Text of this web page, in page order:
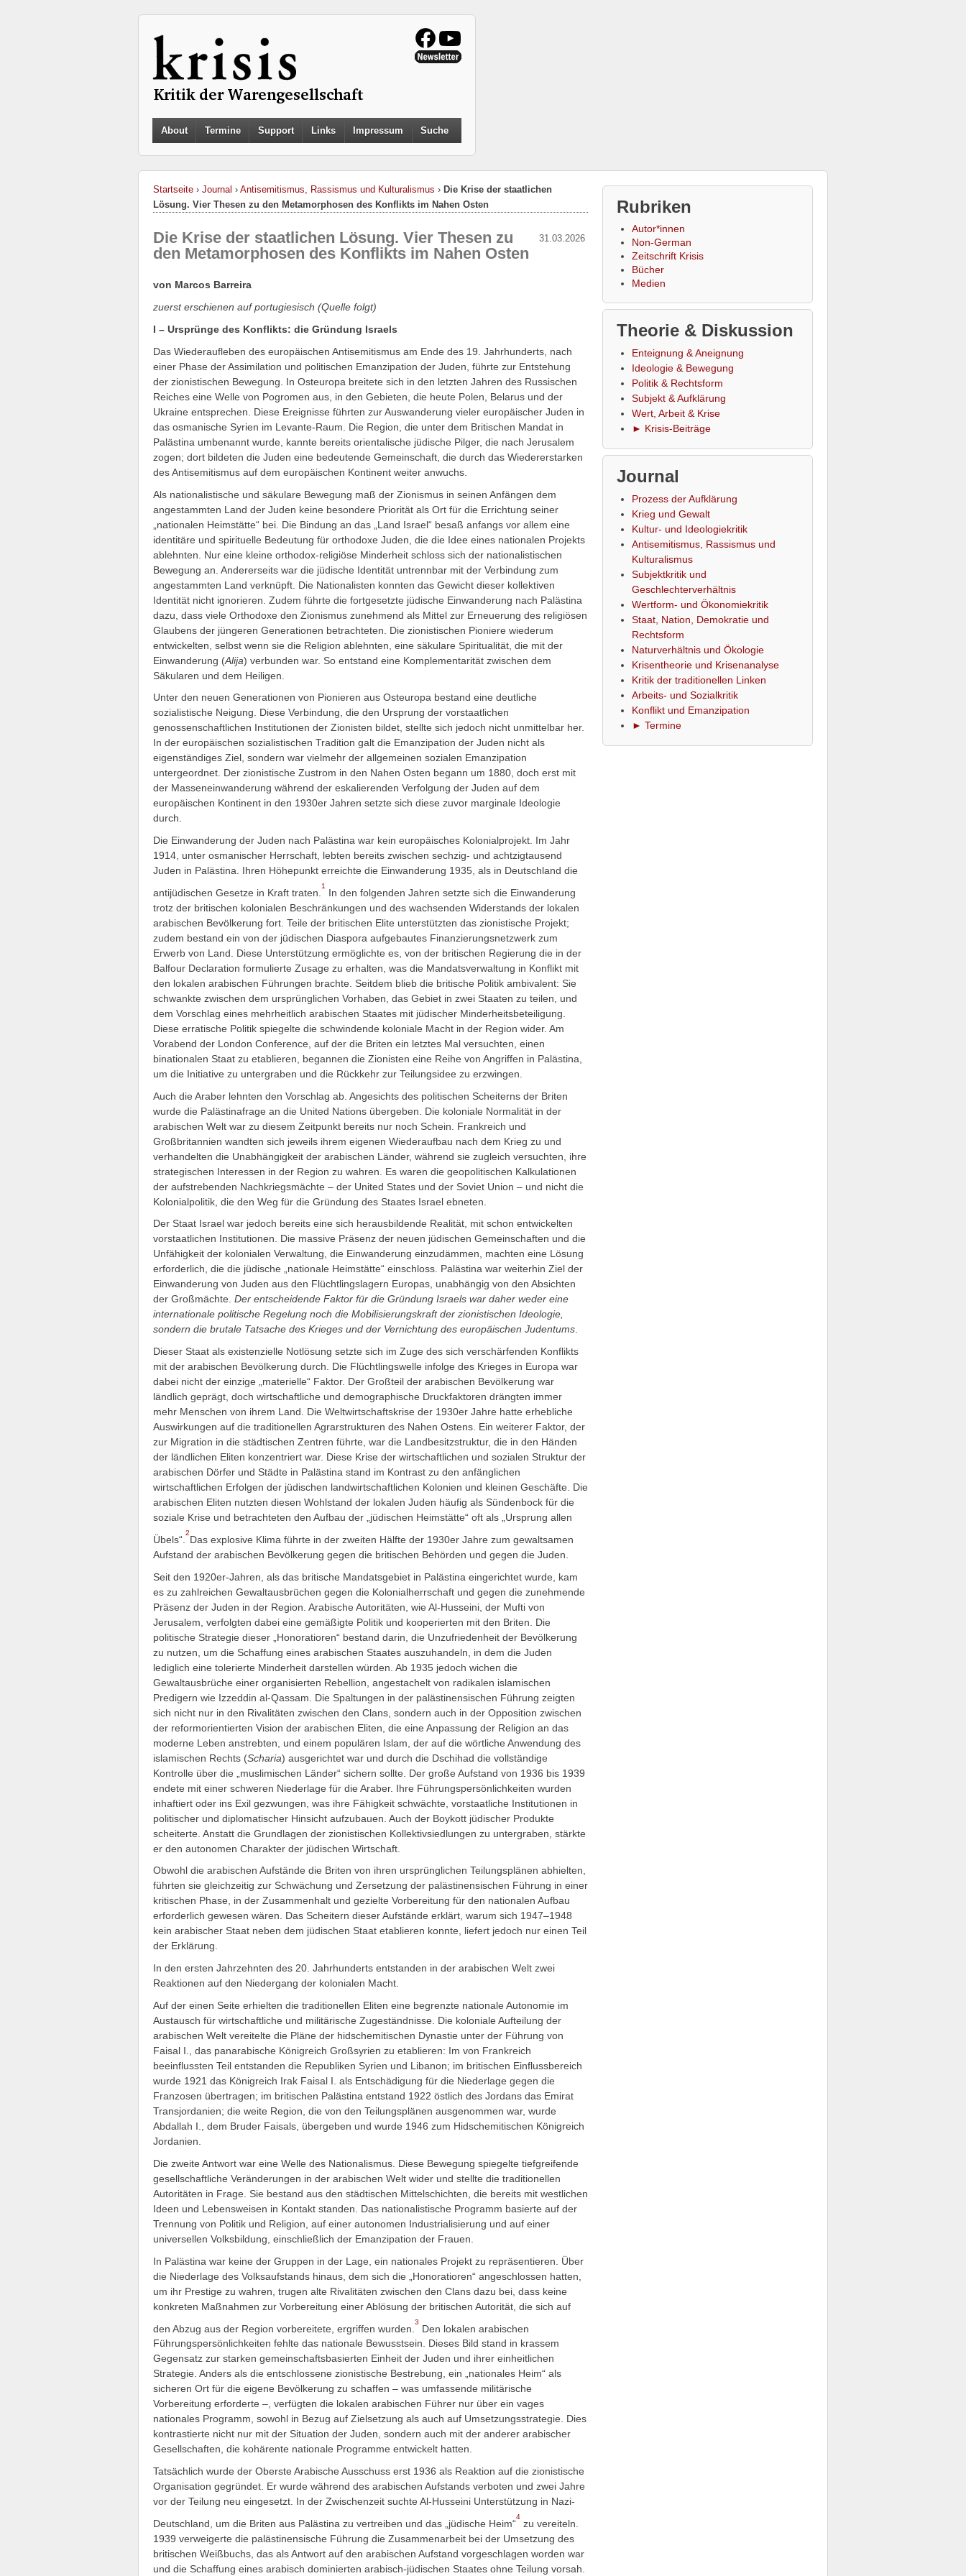
About Termine Support Links Impressum Suche
Startseite › Journal › Antisemitismus, Rassismus und Kulturalismus › Die Krise der staatlichen
Lösung. Vier Thesen zu den Metamorphosen des Konflikts im Nahen Osten
31.03.2026
Die Krise der staatlichen Lösung. Vier Thesen zu
den Metamorphosen des Konflikts im Nahen Osten
von Marcos Barreira
zuerst erschienen auf portugiesisch (Quelle folgt)
I – Ursprünge des Konflikts: die Gründung Israels
Das Wiederaufleben des europäischen Antisemitismus am Ende des 19. Jahrhunderts, nach
einer Phase der Assimilation und politischen Emanzipation der Juden, führte zur Entstehung
der zionistischen Bewegung. In Osteuropa breitete sich in den letzten Jahren des Russischen
Reiches eine Welle von Pogromen aus, in den Gebieten, die heute Polen, Belarus und der
Ukraine entsprechen. Diese Ereignisse führten zur Auswanderung vieler europäischer Juden in
das osmanische Syrien im Levante-Raum. Die Region, die unter dem Britischen Mandat in
Palästina umbenannt wurde, kannte bereits orientalische jüdische Pilger, die nach Jerusalem
zogen; dort bildeten die Juden eine bedeutende Gemeinschaft, die durch das Wiedererstarken
des Antisemitismus auf dem europäischen Kontinent weiter anwuchs.
Als nationalistische und säkulare Bewegung maß der Zionismus in seinen Anfängen dem
angestammten Land der Juden keine besondere Priorität als Ort für die Errichtung seiner
„nationalen Heimstätte“ bei. Die Bindung an das „Land Israel“ besaß anfangs vor allem eine
identitäre und spirituelle Bedeutung für orthodoxe Juden, die die Idee eines nationalen Projekts
ablehnten. Nur eine kleine orthodox-religiöse Minderheit schloss sich der nationalistischen
Bewegung an. Andererseits war die jüdische Identität untrennbar mit der Verbindung zum
angestammten Land verknüpft. Die Nationalisten konnten das Gewicht dieser kollektiven
Identität nicht ignorieren. Zudem führte die fortgesetzte jüdische Einwanderung nach Palästina
dazu, dass viele Orthodoxe den Zionismus zunehmend als Mittel zur Erneuerung des religiösen
Glaubens der jüngeren Generationen betrachteten. Die zionistischen Pioniere wiederum
entwickelten, selbst wenn sie die Religion ablehnten, eine säkulare Spiritualität, die mit der
Einwanderung (Alija) verbunden war. So entstand eine Komplementarität zwischen dem
Säkularen und dem Heiligen.
Unter den neuen Generationen von Pionieren aus Osteuropa bestand eine deutliche
sozialistische Neigung. Diese Verbindung, die den Ursprung der vorstaatlichen
genossenschaftlichen Institutionen der Zionisten bildet, stellte sich jedoch nicht unmittelbar her.
In der europäischen sozialistischen Tradition galt die Emanzipation der Juden nicht als
eigenständiges Ziel, sondern war vielmehr der allgemeinen sozialen Emanzipation
untergeordnet. Der zionistische Zustrom in den Nahen Osten begann um 1880, doch erst mit
der Masseneinwanderung während der eskalierenden Verfolgung der Juden auf dem
europäischen Kontinent in den 1930er Jahren setzte sich diese zuvor marginale Ideologie
durch.
Die Einwanderung der Juden nach Palästina war kein europäisches Kolonialprojekt. Im Jahr
1914, unter osmanischer Herrschaft, lebten bereits zwischen sechzig- und achtzigtausend
Juden in Palästina. Ihren Höhepunkt erreichte die Einwanderung 1935, als in Deutschland die
antijüdischen Gesetze in Kraft traten.
1
In den folgenden Jahren setzte sich die Einwanderung
trotz der britischen kolonialen Beschränkungen und des wachsenden Widerstands der lokalen
arabischen Bevölkerung fort. Teile der britischen Elite unterstützten das zionistische Projekt;
zudem bestand ein von der jüdischen Diaspora aufgebautes Finanzierungsnetzwerk zum
Erwerb von Land. Diese Unterstützung ermöglichte es, von der britischen Regierung die in der
Balfour Declaration formulierte Zusage zu erhalten, was die Mandatsverwaltung in Konflikt mit
den lokalen arabischen Führungen brachte. Seitdem blieb die britische Politik ambivalent: Sie
schwankte zwischen dem ursprünglichen Vorhaben, das Gebiet in zwei Staaten zu teilen, und
dem Vorschlag eines mehrheitlich arabischen Staates mit jüdischer Minderheitsbeteiligung.
Diese erratische Politik spiegelte die schwindende koloniale Macht in der Region wider. Am
Vorabend der London Conference, auf der die Briten ein letztes Mal versuchten, einen
binationalen Staat zu etablieren, begannen die Zionisten eine Reihe von Angriffen in Palästina,
um die Initiative zu untergraben und die Rückkehr zur Teilungsidee zu erzwingen.
Auch die Araber lehnten den Vorschlag ab. Angesichts des politischen Scheiterns der Briten
wurde die Palästinafrage an die United Nations übergeben. Die koloniale Normalität in der
arabischen Welt war zu diesem Zeitpunkt bereits nur noch Schein. Frankreich und
Großbritannien wandten sich jeweils ihrem eigenen Wiederaufbau nach dem Krieg zu und
verhandelten die Unabhängigkeit der arabischen Länder, während sie zugleich versuchten, ihre
strategischen Interessen in der Region zu wahren. Es waren die geopolitischen Kalkulationen
der aufstrebenden Nachkriegsmächte – der United States und der Soviet Union – und nicht die
Kolonialpolitik, die den Weg für die Gründung des Staates Israel ebneten.
Der Staat Israel war jedoch bereits eine sich herausbildende Realität, mit schon entwickelten
vorstaatlichen Institutionen. Die massive Präsenz der neuen jüdischen Gemeinschaften und die
Unfähigkeit der kolonialen Verwaltung, die Einwanderung einzudämmen, machten eine Lösung
erforderlich, die die jüdische „nationale Heimstätte“ einschloss. Palästina war weiterhin Ziel der
Einwanderung von Juden aus den Flüchtlingslagern Europas, unabhängig von den Absichten
der Großmächte. Der entscheidende Faktor für die Gründung Israels war daher weder eine
internationale politische Regelung noch die Mobilisierungskraft der zionistischen Ideologie,
sondern die brutale Tatsache des Krieges und der Vernichtung des europäischen Judentums.
Dieser Staat als existenzielle Notlösung setzte sich im Zuge des sich verschärfenden Konflikts
mit der arabischen Bevölkerung durch. Die Flüchtlingswelle infolge des Krieges in Europa war
dabei nicht der einzige „materielle“ Faktor. Der Großteil der arabischen Bevölkerung war
ländlich geprägt, doch wirtschaftliche und demographische Druckfaktoren drängten immer
mehr Menschen von ihrem Land. Die Weltwirtschaftskrise der 1930er Jahre hatte erhebliche
Auswirkungen auf die traditionellen Agrarstrukturen des Nahen Ostens. Ein weiterer Faktor, der
zur Migration in die städtischen Zentren führte, war die Landbesitzstruktur, die in den Händen
der ländlichen Eliten konzentriert war. Diese Krise der wirtschaftlichen und sozialen Struktur der
arabischen Dörfer und Städte in Palästina stand im Kontrast zu den anfänglichen
wirtschaftlichen Erfolgen der jüdischen landwirtschaftlichen Kolonien und kleinen Geschäfte. Die
arabischen Eliten nutzten diesen Wohlstand der lokalen Juden häufig als Sündenbock für die
soziale Krise und betrachteten den Aufbau der „jüdischen Heimstätte“ oft als „Ursprung allen
Übels“.
2
Das explosive Klima führte in der zweiten Hälfte der 1930er Jahre zum gewaltsamen
Aufstand der arabischen Bevölkerung gegen die britischen Behörden und gegen die Juden.
Seit den 1920er-Jahren, als das britische Mandatsgebiet in Palästina eingerichtet wurde, kam
es zu zahlreichen Gewaltausbrüchen gegen die Kolonialherrschaft und gegen die zunehmende
Präsenz der Juden in der Region. Arabische Autoritäten, wie Al-Husseini, der Mufti von
Jerusalem, verfolgten dabei eine gemäßigte Politik und kooperierten mit den Briten. Die
politische Strategie dieser „Honoratioren“ bestand darin, die Unzufriedenheit der Bevölkerung
zu nutzen, um die Schaffung eines arabischen Staates auszuhandeln, in dem die Juden
lediglich eine tolerierte Minderheit darstellen würden. Ab 1935 jedoch wichen die
Gewaltausbrüche einer organisierten Rebellion, angestachelt von radikalen islamischen
Predigern wie Izzeddin al-Qassam. Die Spaltungen in der palästinensischen Führung zeigten
sich nicht nur in den Rivalitäten zwischen den Clans, sondern auch in der Opposition zwischen
der reformorientierten Vision der arabischen Eliten, die eine Anpassung der Religion an das
moderne Leben anstrebten, und einem populären Islam, der auf die wörtliche Anwendung des
islamischen Rechts (Scharia) ausgerichtet war und durch die Dschihad die vollständige
Kontrolle über die „muslimischen Länder“ sichern sollte. Der große Aufstand von 1936 bis 1939
endete mit einer schweren Niederlage für die Araber. Ihre Führungspersönlichkeiten wurden
inhaftiert oder ins Exil gezwungen, was ihre Fähigkeit schwächte, vorstaatliche Institutionen in
politischer und diplomatischer Hinsicht aufzubauen. Auch der Boykott jüdischer Produkte
scheiterte. Anstatt die Grundlagen der zionistischen Kollektivsiedlungen zu untergraben, stärkte
er den autonomen Charakter der jüdischen Wirtschaft.
Obwohl die arabischen Aufstände die Briten von ihren ursprünglichen Teilungsplänen abhielten,
führten sie gleichzeitig zur Schwächung und Zersetzung der palästinensischen Führung in einer
kritischen Phase, in der Zusammenhalt und gezielte Vorbereitung für den nationalen Aufbau
erforderlich gewesen wären. Das Scheitern dieser Aufstände erklärt, warum sich 1947–1948
kein arabischer Staat neben dem jüdischen Staat etablieren konnte, liefert jedoch nur einen Teil
der Erklärung.
In den ersten Jahrzehnten des 20. Jahrhunderts entstanden in der arabischen Welt zwei
Reaktionen auf den Niedergang der kolonialen Macht.
Auf der einen Seite erhielten die traditionellen Eliten eine begrenzte nationale Autonomie im
Austausch für wirtschaftliche und militärische Zugeständnisse. Die koloniale Aufteilung der
arabischen Welt vereitelte die Pläne der hidschemitischen Dynastie unter der Führung von
Faisal I., das panarabische Königreich Großsyrien zu etablieren: Im von Frankreich
beeinflussten Teil entstanden die Republiken Syrien und Libanon; im britischen Einflussbereich
wurde 1921 das Königreich Irak Faisal I. als Entschädigung für die Niederlage gegen die
Franzosen übertragen; im britischen Palästina entstand 1922 östlich des Jordans das Emirat
Transjordanien; die weite Region, die von den Teilungsplänen ausgenommen war, wurde
Abdallah I., dem Bruder Faisals, übergeben und wurde 1946 zum Hidschemitischen Königreich
Jordanien.
Die zweite Antwort war eine Welle des Nationalismus. Diese Bewegung spiegelte tiefgreifende
gesellschaftliche Veränderungen in der arabischen Welt wider und stellte die traditionellen
Autoritäten in Frage. Sie bestand aus den städtischen Mittelschichten, die bereits mit westlichen
Ideen und Lebensweisen in Kontakt standen. Das nationalistische Programm basierte auf der
Trennung von Politik und Religion, auf einer autonomen Industrialisierung und auf einer
universellen Volksbildung, einschließlich der Emanzipation der Frauen.
In Palästina war keine der Gruppen in der Lage, ein nationales Projekt zu repräsentieren. Über
die Niederlage des Volksaufstands hinaus, dem sich die „Honoratioren“ angeschlossen hatten,
um ihr Prestige zu wahren, trugen alte Rivalitäten zwischen den Clans dazu bei, dass keine
konkreten Maßnahmen zur Vorbereitung einer Ablösung der britischen Autorität, die sich auf
den Abzug aus der Region vorbereitete, ergriffen wurden.
3
Den lokalen arabischen
Führungspersönlichkeiten fehlte das nationale Bewusstsein. Dieses Bild stand in krassem
Gegensatz zur starken gemeinschaftsbasierten Einheit der Juden und ihrer einheitlichen
Strategie. Anders als die entschlossene zionistische Bestrebung, ein „nationales Heim“ als
sicheren Ort für die eigene Bevölkerung zu schaffen – was umfassende militärische
Vorbereitung erforderte –, verfügten die lokalen arabischen Führer nur über ein vages
nationales Programm, sowohl in Bezug auf Zielsetzung als auch auf Umsetzungsstrategie. Dies
kontrastierte nicht nur mit der Situation der Juden, sondern auch mit der anderer arabischer
Gesellschaften, die kohärente nationale Programme entwickelt hatten.
Tatsächlich wurde der Oberste Arabische Ausschuss erst 1936 als Reaktion auf die zionistische
Organisation gegründet. Er wurde während des arabischen Aufstands verboten und zwei Jahre
vor der Teilung neu eingesetzt. In der Zwischenzeit suchte Al-Husseini Unterstützung in Nazi-
Deutschland, um die Briten aus Palästina zu vertreiben und das „jüdische Heim“
4
zu vereiteln.
1939 verweigerte die palästinensische Führung die Zusammenarbeit bei der Umsetzung des
britischen Weißbuchs, das als Antwort auf den arabischen Aufstand vorgeschlagen worden war
und die Schaffung eines arabisch dominierten arabisch-jüdischen Staates ohne Teilung vorsah.
Rubriken
Autor*innen
Non-German
Zeitschrift Krisis
Bücher
Medien
Theorie & Diskussion
Enteignung & Aneignung
Ideologie & Bewegung
Politik & Rechtsform
Subjekt & Aufklärung
Wert, Arbeit & Krise
► Krisis-Beiträge
Journal
Prozess der Aufklärung
Krieg und Gewalt
Kultur- und Ideologiekritik
Antisemitismus, Rassismus und
Kulturalismus
Subjektkritik und
Geschlechterverhältnis
Wertform- und Ökonomiekritik
Staat, Nation, Demokratie und
Rechtsform
Naturverhältnis und Ökologie
Krisentheorie und Krisenanalyse
Kritik der traditionellen Linken
Arbeits- und Sozialkritik
Konflikt und Emanzipation
► Termine